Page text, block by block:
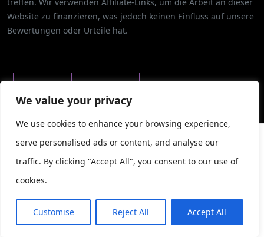
We value your privacy
We use cookies to enhance your browsing experience,
serve personalised ads or content, and analyse our
traffic. By clicking "Accept All", you consent to our use of
cookies.
Customise Reject All Accept All
AquaFunded testen
Website zu finanzieren, was jedoch keinen Einfluss auf unsere
Bewertungen oder Urteile hat.
NUTZUNGSBEDINGUNGEN KONTAKT
IMPRESSUM